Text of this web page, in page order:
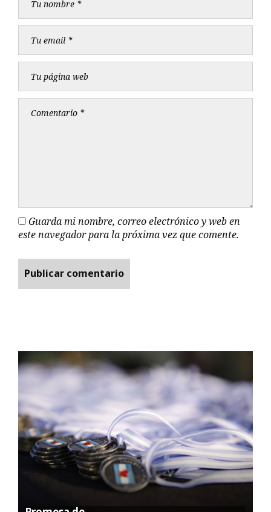
Guarda mi nombre, correo electrónico y web en
este navegador para la próxima vez que comente.